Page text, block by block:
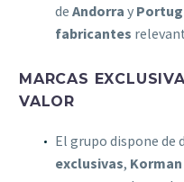
de Andorra y
fabricantes
MARCAS
VALOR
El grupo dispone de
exclusivas, Korman